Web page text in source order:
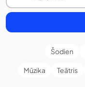
Šodien
Mūzika Teātris